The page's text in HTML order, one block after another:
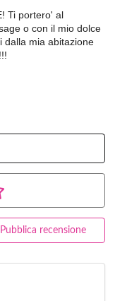
Ti portero' al
o con il mio dolce
dalla mia abitazione
recensione